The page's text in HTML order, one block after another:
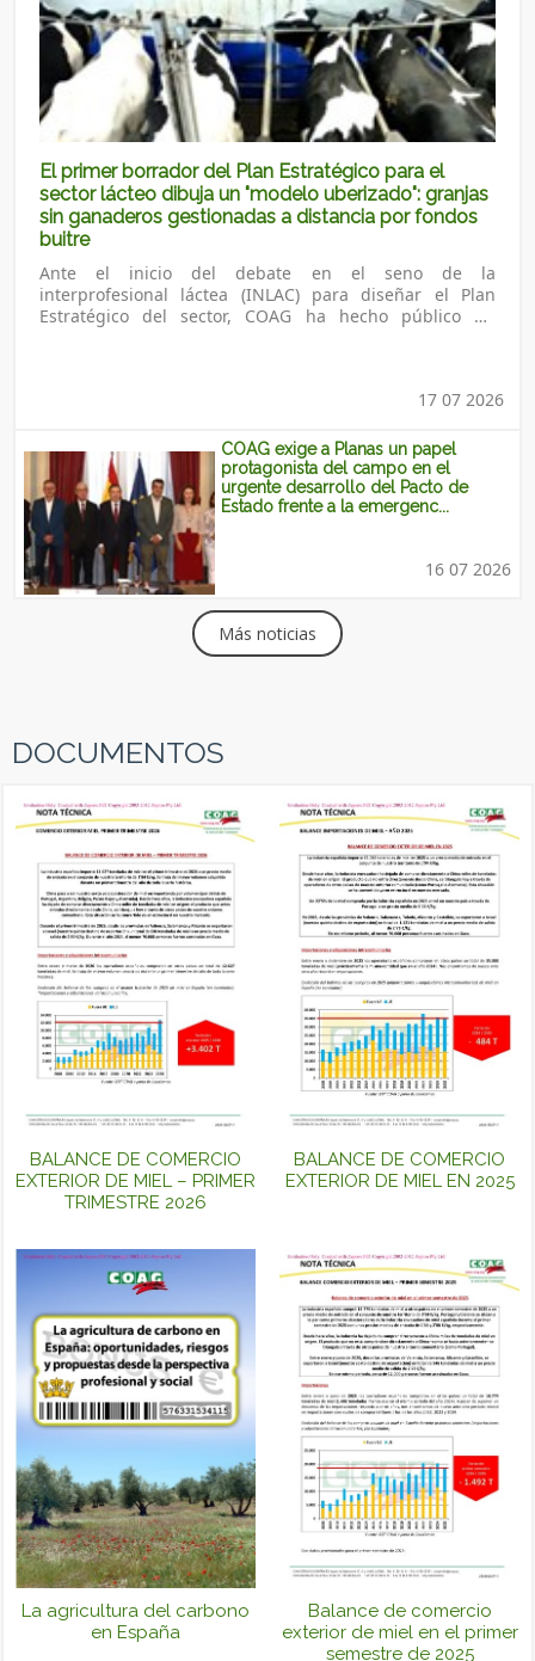
El primer borrador del Plan Estratégico para el
sector lácteo dibuja un "modelo uberizado": granjas
sin ganaderos gestionadas a distancia por fondos
buitre
Ante el inicio del debate en el seno de la
interprofesional láctea (INLAC) para diseñar el Plan
Estratégico del sector, COAG ha hecho público un
17 07 2026
COAG exige a Planas un papel
protagonista del campo en el
urgente desarrollo del Pacto de
Estado frente a la emergenc...
16 07 2026
Más noticias
DOCUMENTOS
BALANCE DE COMERCIO
EXTERIOR DE MIEL – PRIMER
TRIMESTRE 2026
BALANCE DE COMERCIO
EXTERIOR DE MIEL EN 2025
La agricultura del carbono
en España
Balance de comercio
exterior de miel en el primer
semestre de 2025